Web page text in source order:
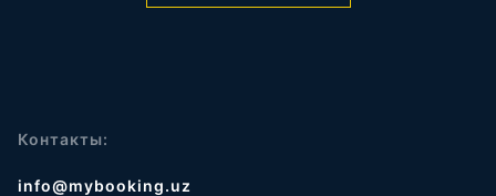
Контакты:
info@mybooking.uz